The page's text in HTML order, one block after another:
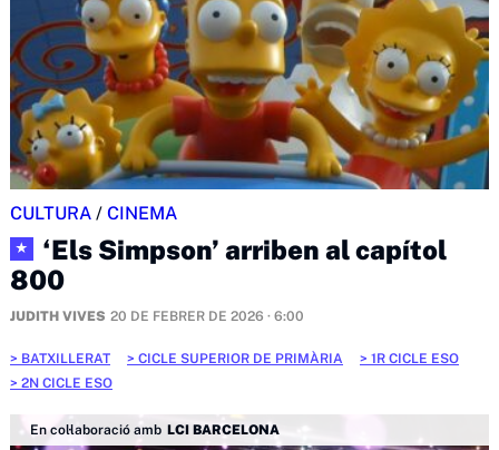
CULTURA / CINEMA
★
‘Els Simpson’ arriben al capítol
800
JUDITH VIVES 20 DE FEBRER DE 2026 · 6:00
BATXILLERAT CICLE SUPERIOR DE PRIMÀRIA
1R CICLE ESO
2N CICLE ESO
En col·laboració amb LCI BARCELONA